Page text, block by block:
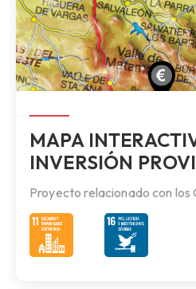
MAPA
INVERSIÓN
Proyecto relacionado con los